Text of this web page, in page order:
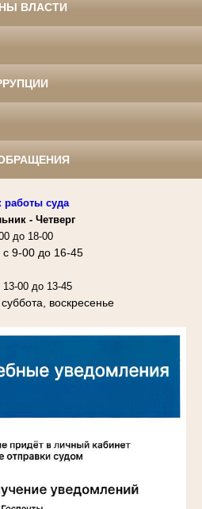
ВЛАСТИ
работы суда
- Четверг
до 18-00
с 9-00 до 16-45
13-00 до 13-45
воскресенье